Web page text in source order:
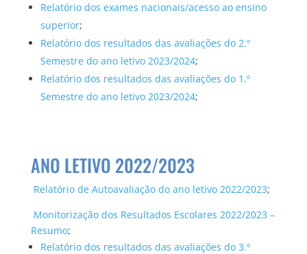
Relatório dos exames nacionais/acesso ao ensino
superior;
Relatório dos resultados das avaliações do 2.º
Semestre do ano letivo 2023/2024;
Relatório dos resultados das avaliações do 1.º
Semestre do ano letivo 2023/2024;
ANO LETIVO 2022/2023
Relatório de Autoavaliação do ano letivo 2022/2023;
Monitorização dos Resultados Escolares 2022/2023 –
Resumo;
Relatório dos resultados das avaliações do 3.º